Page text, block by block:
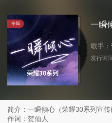
专辑 一瞬
歌手：
发行时
简介：一瞬倾心（荣耀30系列宣传
作词：贺仙人